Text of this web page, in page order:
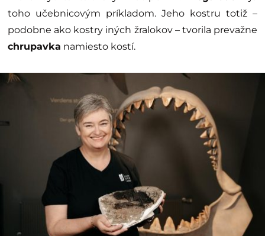
toho učebnicovým príkladom. Jeho kostru totiž –
podobne ako kostry iných žralokov – tvorila prevažne
chrupavka namiesto kostí.